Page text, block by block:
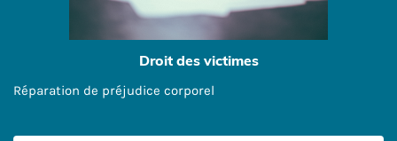
Droit des victimes
Réparation de préjudice corporel